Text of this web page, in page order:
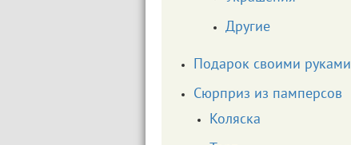
Другие
Подарок своими руками
Сюрприз из памперсов
Коляска